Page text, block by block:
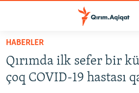
Esas
qaytmaq
Baş
navigatsiyağa
HABERLER
SİYASET
İQTİSADİYAT
HABERLER
Qırımda ilk sefer bir
çoq COVID-19 hastası